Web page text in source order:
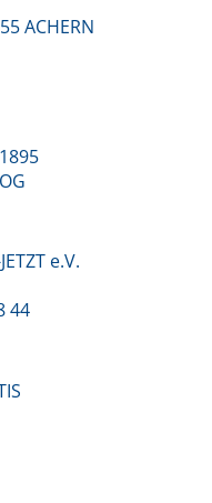
ACHERN
e.V.
44